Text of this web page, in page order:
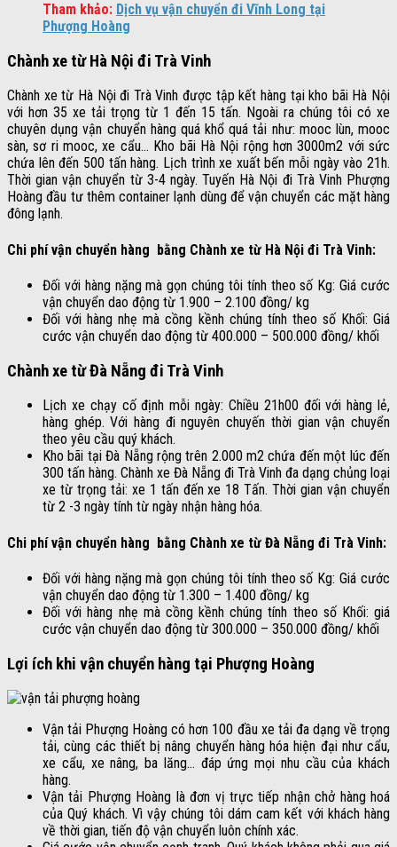
Tham khảo: Dịch vụ vận chuyển đi Vĩnh Long tại
Phượng Hoàng
Chành xe từ Hà Nội đi Trà Vinh
Chành xe từ Hà Nội đi Trà Vinh được tập kết hàng tại kho bãi Hà Nội
với hơn 35 xe tải trọng từ 1 đến 15 tấn. Ngoài ra chúng tôi có xe
chuyên dụng vận chuyển hàng quá khổ quá tải như: mooc lùn, mooc
sàn, sơ ri mooc, xe cẩu… Kho bãi Hà Nội rộng hơn 3000m2 với sức
chứa lên đến 500 tấn hàng. Lịch trình xe xuất bến mỗi ngày vào 21h.
Thời gian vận chuyển từ 3-4 ngày. Tuyến Hà Nội đi Trà Vinh Phượng
Hoàng đầu tư thêm container lạnh dùng để vận chuyển các mặt hàng
đông lạnh.
Chi phí vận chuyển hàng bằng Chành xe từ Hà Nội đi Trà Vinh:
Đối với hàng nặng mà gọn chúng tôi tính theo số Kg: Giá cước
vận chuyển dao động từ 1.900 – 2.100 đồng/ kg
Đối với hàng nhẹ mà cồng kềnh chúng tính theo số Khối: Giá
cước vận chuyển dao động từ 400.000 – 500.000 đồng/ khối
Chành xe từ Đà Nẵng đi Trà Vinh
Lịch xe chạy cố định mỗi ngày: Chiều 21h00 đối với hàng lẻ,
hàng ghép. Với hàng đi nguyên chuyến thời gian vận chuyển
theo yêu cầu quý khách.
Kho bãi tại Đà Nẵng rộng trên 2.000 m2 chứa đến một lúc đến
300 tấn hàng. Chành xe Đà Nẵng đi Trà Vinh đa dạng chủng loại
xe từ trọng tải: xe 1 tấn đến xe 18 Tấn. Thời gian vận chuyển
từ 2 -3 ngày tính từ ngày nhận hàng hóa.
Chi phí vận chuyển hàng bằng Chành xe từ Đà Nẵng đi Trà Vinh:
Đối với hàng nặng mà gọn chúng tôi tính theo số Kg: Giá cước
vận chuyển dao động từ 1.300 – 1.400 đồng/ kg
Đối với hàng nhẹ mà cồng kềnh chúng tính theo số Khối: giá
cước vận chuyển dao động từ 300.000 – 350.000 đồng/ khối
Lợi ích khi vận chuyển hàng tại Phượng Hoàng
Vận tải Phượng Hoàng có hơn 100 đầu xe tải đa dạng về trọng
tải, cùng các thiết bị nâng chuyển hàng hóa hiện đại như cẩu,
xe cẩu, xe nâng, ba lăng… đáp ứng mọi nhu cầu của khách
hàng.
Vận tải Phượng Hoàng là đơn vị trực tiếp nhận chở hàng hoá
của Quý khách. Vì vậy chúng tôi dám cam kết với khách hàng
về thời gian, tiến độ vận chuyển luôn chính xác.